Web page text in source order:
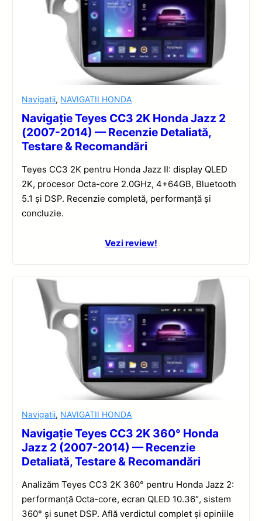
Navigatii, NAVIGATII HONDA
Navigație Teyes CC3 2K Honda Jazz 2
(2007-2014) — Recenzie Detaliată,
Testare & Recomandări
Teyes CC3 2K pentru Honda Jazz II: display QLED
2K, procesor Octa-core 2.0GHz, 4+64GB, Bluetooth
5.1 și DSP. Recenzie completă, performanță și
concluzie.
Vezi review!
Navigatii, NAVIGATII HONDA
Navigație Teyes CC3 2K 360° Honda
Jazz 2 (2007-2014) — Recenzie
Detaliată, Testare & Recomandări
Analizăm Teyes CC3 2K 360° pentru Honda Jazz 2:
performanță Octa-core, ecran QLED 10.36″, sistem
360° și sunet DSP. Află verdictul complet și opiniile